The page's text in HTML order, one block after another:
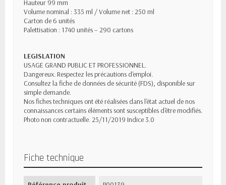
Hauteur 99 mm
Volume nominal : 335 ml / Volume net : 250 ml
Carton de 6 unités
Palettisation : 1740 unités – 290 cartons
LEGISLATION
USAGE GRAND PUBLIC ET PROFESSIONNEL.
Dangereux. Respectez les précautions d'emploi.
Consultez la fiche de données de sécurité (FDS), disponible sur
simple demande.
Nos fiches techniques ont été réalisées dans l'état actuel de nos
connaissances certains éléments sont susceptibles d'être modifiés.
Photo non contractuelle. 25/11/2019 Indice 3.0
Fiche technique